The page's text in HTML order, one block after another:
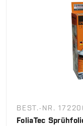
BEST.-NR.
FoliaTec